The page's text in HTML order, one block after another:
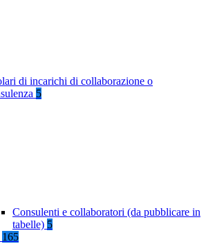
di incarichi di collaborazione o
5
Consulenti e collaboratori (da pubblicare in
tabelle) 5
165